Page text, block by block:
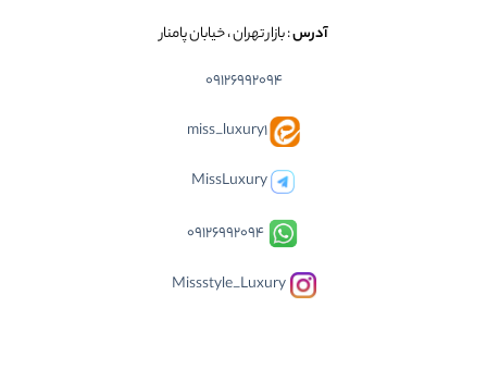
آدرس: بازار تهران ، خیابان پامنار
09126992094
miss_luxury1
MissLuxury
09126992094
Missstyle_Luxury